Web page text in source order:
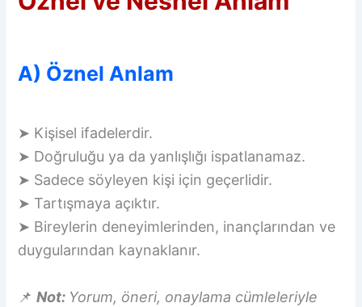
A) Öznel Anlam
➤ Kişisel ifadelerdir.
➤ Doğruluğu ya da yanlışlığı ispatlanamaz.
➤ Sadece söyleyen kişi için geçerlidir.
➤ Tartışmaya açıktır.
➤ Bireylerin deneyimlerinden, inançlarından ve
duygularından kaynaklanır.
📌Not: Yorum, öneri, onaylama cümleleriyle